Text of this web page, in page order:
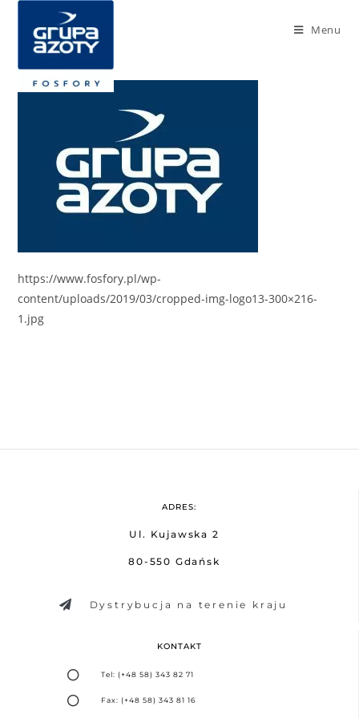
Menu
https://www.fosfory.pl/wp-
content/uploads/2019/03/cropped-img-logo13-300×216-
1.jpg
ADRES:
Ul. Kujawska 2
80-550 Gdańsk
Dystrybucja na terenie kraju
KONTAKT
Tel: (+48 58) 343 82 71
Fax: (+48 58) 343 81 16